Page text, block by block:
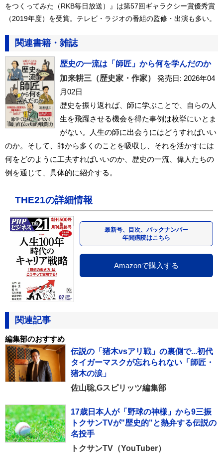
をつくってみた（RKB毎日放送）』は第57回ギャラクシー賞優秀賞
（2019年度）を受賞。テレビ・ラジオの番組の監修・出演も多い。
関連書籍・雑誌
歴史の一流は「師匠」から何を学んだのか
加来耕三（歴史家・作家）
発売日: 2026年04
月02日
歴史を振り返れば、師に学ぶことで、自らの人
生を飛躍させる機会を得た事例は枚挙にいとま
がない。人生の師に出会うにはどうすればいい
のか。そして、師から多くのことを吸収し、それを活かすには
何をどのように工夫すればいいのか、歴史の一流、偉人たちの
例を通じて、具体的に紹介する。
THE21の詳細情報
最新号、目次、バックナンバー
年間購読はこちら
Amazonで購入する
関連記事
編集部のおすすめ
伝説の「猪木vsアリ戦」の裏側で...初代
タイガーマスクが忘れられない「師匠・
猪木の涙」
佐山聡,Gスピリッツ編集部
17歳日本人が「野球の神様」から9三振
トクサンTVが"歴史的"と熱弁する伝説の
名投手
トクサンTV（YouTuber）